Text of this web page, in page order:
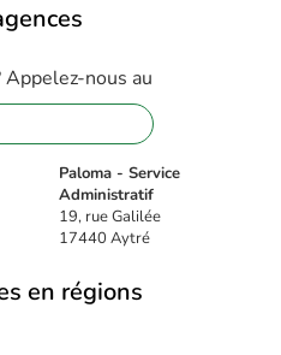
Appelez-nous au
Paloma - Service
Administratif
19, rue Galilée
17440 Aytré
en régions